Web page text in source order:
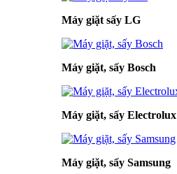
Máy giặt sấy LG
Máy giặt, sấy Bosch
Máy giặt, sấy Electrolux
Máy giặt, sấy Samsung